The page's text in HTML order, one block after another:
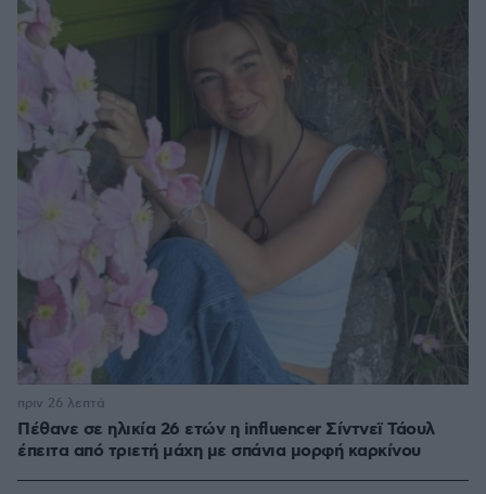
Πέθανε σε ηλικία 26 ετών η influencer Σίντνεϊ Τάουλ
έπειτα από τριετή μάχη με σπάνια μορφή καρκίνου
πριν 26 λεπτά